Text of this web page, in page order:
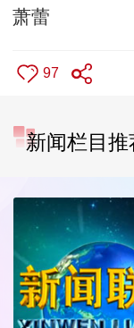
萧蕾
97
新闻栏目推